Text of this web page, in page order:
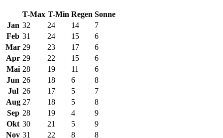
T-Max T-Min Regen Sonne
Jan 32 24 14
7
Feb 31 24 15
6
Mar 29 23 17
6
Apr 29 22 15
6
Mai 28 19 11
6
Jun 26 18 6
8
Jul 26 17 5
7
Aug 27 18 5
8
Sep 28 19 4
9
Okt 30 21 5
9
Nov 31 22 8 8